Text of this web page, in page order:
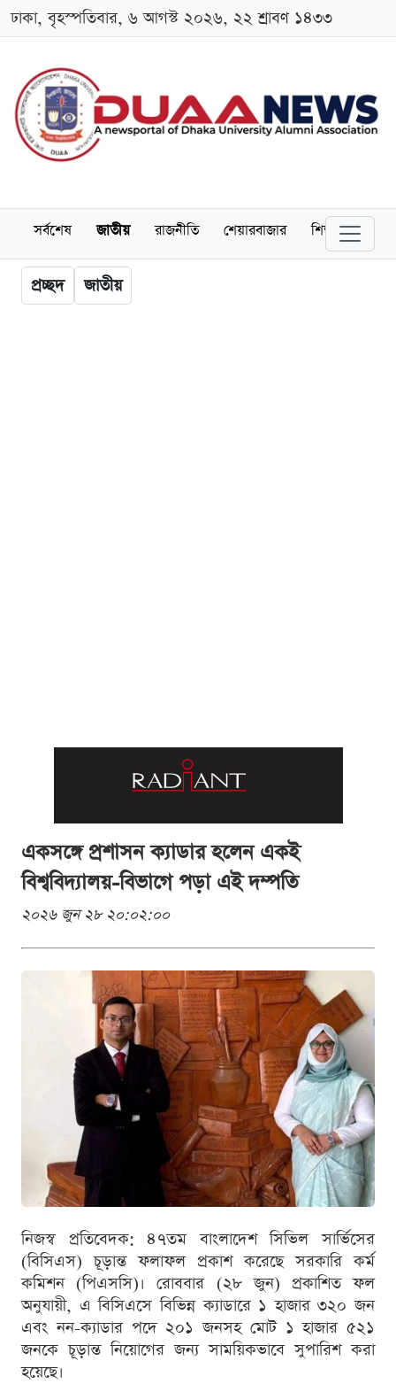
ঢাকা, বৃহস্পতিবার, ৬ আগস্ট ২০২৬, ২২ শ্রাবণ ১৪৩৩
সর্বশেষ জাতীয় রাজনীতি শেয়ারবাজার শিক্ষা
প্রচ্ছদ জাতীয়
একসঙ্গে প্রশাসন ক্যাডার হলেন একই
বিশ্ববিদ্যালয়-বিভাগে পড়া এই দম্পতি
২০২৬ জুন ২৮ ২০:০২:০০
নিজস্ব প্রতিবেদক: ৪৭তম বাংলাদেশ সিভিল সার্ভিসের
(বিসিএস) চূড়ান্ত ফলাফল প্রকাশ করেছে সরকারি কর্ম
কমিশন (পিএসসি)। রোববার (২৮ জুন) প্রকাশিত ফল
অনুযায়ী, এ বিসিএসে বিভিন্ন ক্যাডারে ১ হাজার ৩২০ জন
এবং নন-ক্যাডার পদে ২০১ জনসহ মোট ১ হাজার ৫২১
জনকে চূড়ান্ত নিয়োগের জন্য সাময়িকভাবে সুপারিশ করা
হয়েছে।